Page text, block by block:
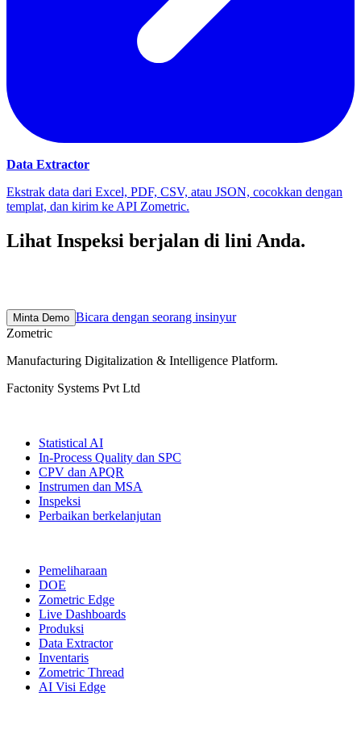
Data Extractor
Ekstrak data dari Excel, PDF, CSV, atau JSON, cocokkan dengan
templat, dan kirim ke API Zometric.
Lihat Inspeksi berjalan di lini Anda.
Minta Demo Bicara dengan seorang insinyur
Zometric
Manufacturing Digitalization & Intelligence Platform.
Factonity Systems Pvt Ltd
Statistical AI
In-Process Quality dan SPC
CPV dan APQR
Instrumen dan MSA
Inspeksi
Perbaikan berkelanjutan
Pemeliharaan
DOE
Zometric Edge
Live Dashboards
Produksi
Data Extractor
Inventaris
Zometric Thread
AI Visi Edge